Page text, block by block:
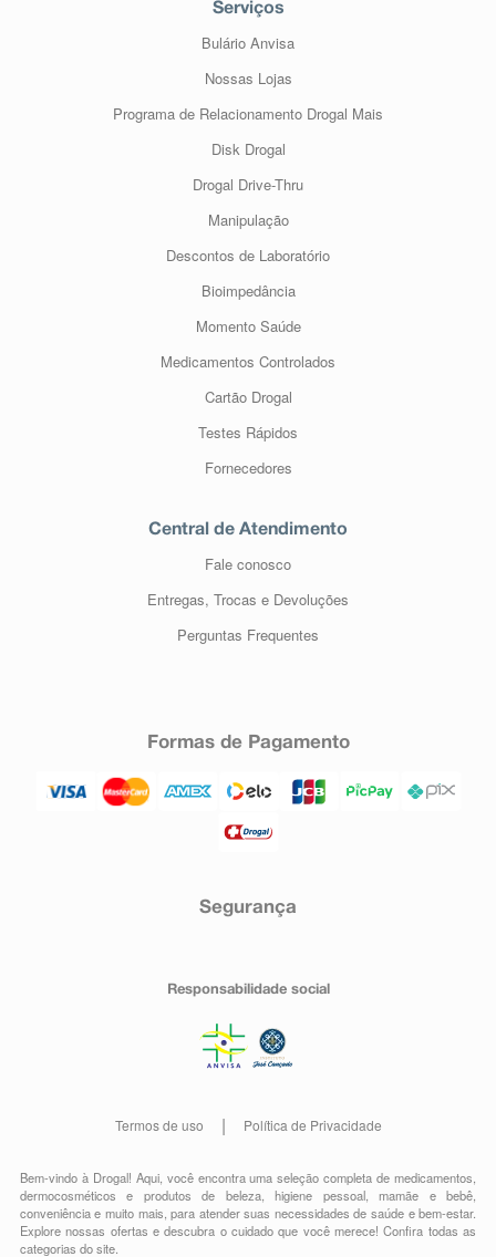
Serviços
Bulário Anvisa
Nossas Lojas
Programa de Relacionamento Drogal Mais
Disk Drogal
Drogal Drive-Thru
Manipulação
Descontos de Laboratório
Bioimpedância
Momento Saúde
Medicamentos Controlados
Cartão Drogal
Testes Rápidos
Fornecedores
Central de Atendimento
Fale conosco
Entregas, Trocas e Devoluções
Perguntas Frequentes
Formas de Pagamento
Segurança
Responsabilidade social
Termos de uso Política de Privacidade
Bem-vindo à Drogal! Aqui, você encontra uma seleção completa demedicamentos
dermocosméticos e produtos de beleza,higiene pessoal,mamãe e bebê
conveniênciae muito mais, para atender suas necessidades de saúde e bem-estar.
Explore nossas ofertas e descubra o cuidado que você merece!Confira todas as
categorias do site.